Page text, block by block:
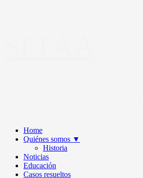
Home
Quiénes somos ▼
Historia
Noticias
Educación
Casos resueltos